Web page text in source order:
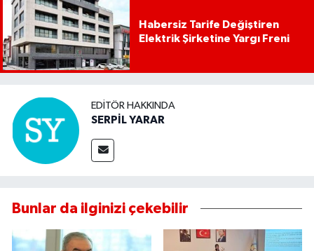
Habersiz Tarife Değiştiren
Elektrik Şirketine Yargı Freni
EDITÖR HAKKINDA
SERPİL YARAR
Bunlar da ilginizi çekebilir